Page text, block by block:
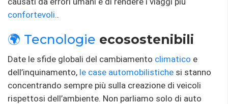
confortevoli..
🌍 Tecnologie ecosostenibili
Date le sfide globali del cambiamento climatico e
dell’inquinamento, le case automobilistiche si stanno
concentrando sempre più sulla creazione di veicoli
rispettosi dell’ambiente. Non parliamo solo di auto